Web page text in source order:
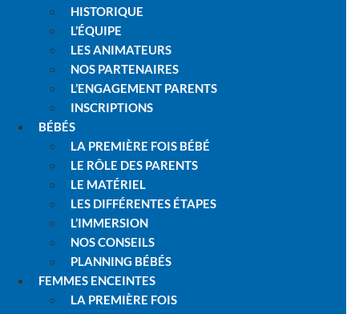
HISTORIQUE
L’ÉQUIPE
LES ANIMATEURS
NOS PARTENAIRES
L’ENGAGEMENT PARENTS
INSCRIPTIONS
BÉBÉS
LA PREMIÈRE FOIS BÉBÉ
LE RÔLE DES PARENTS
LE MATÉRIEL
LES DIFFÉRENTES ÉTAPES
L’IMMERSION
NOS CONSEILS
PLANNING BÉBÉS
FEMMES ENCEINTES
LA PREMIÈRE FOIS